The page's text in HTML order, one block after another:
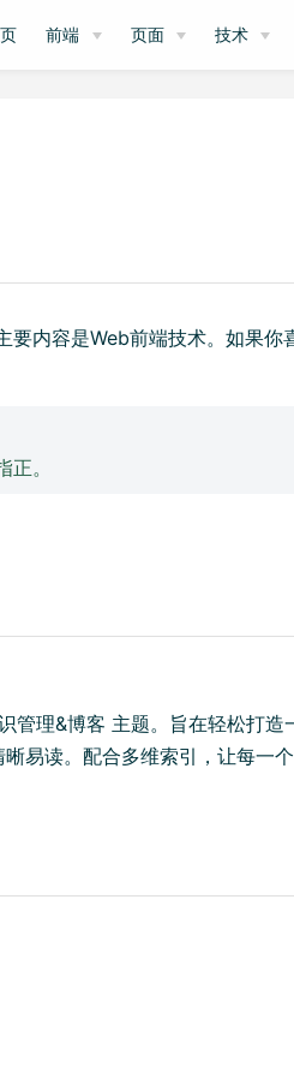
前端 页面 技术
内容是Web前端技术。如果你
。
管理&博客 主题。旨在轻松打造
易读。配合多维索引，让每一